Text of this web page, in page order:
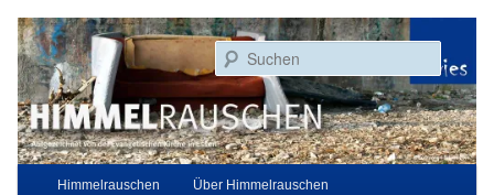
primären
Inhalt
springen
Himmelrauschen
Aufgezeichnet von der Evangelischen Kirche in Essen
Hauptmenü
Himmelrauschen Über Himmelrauschen